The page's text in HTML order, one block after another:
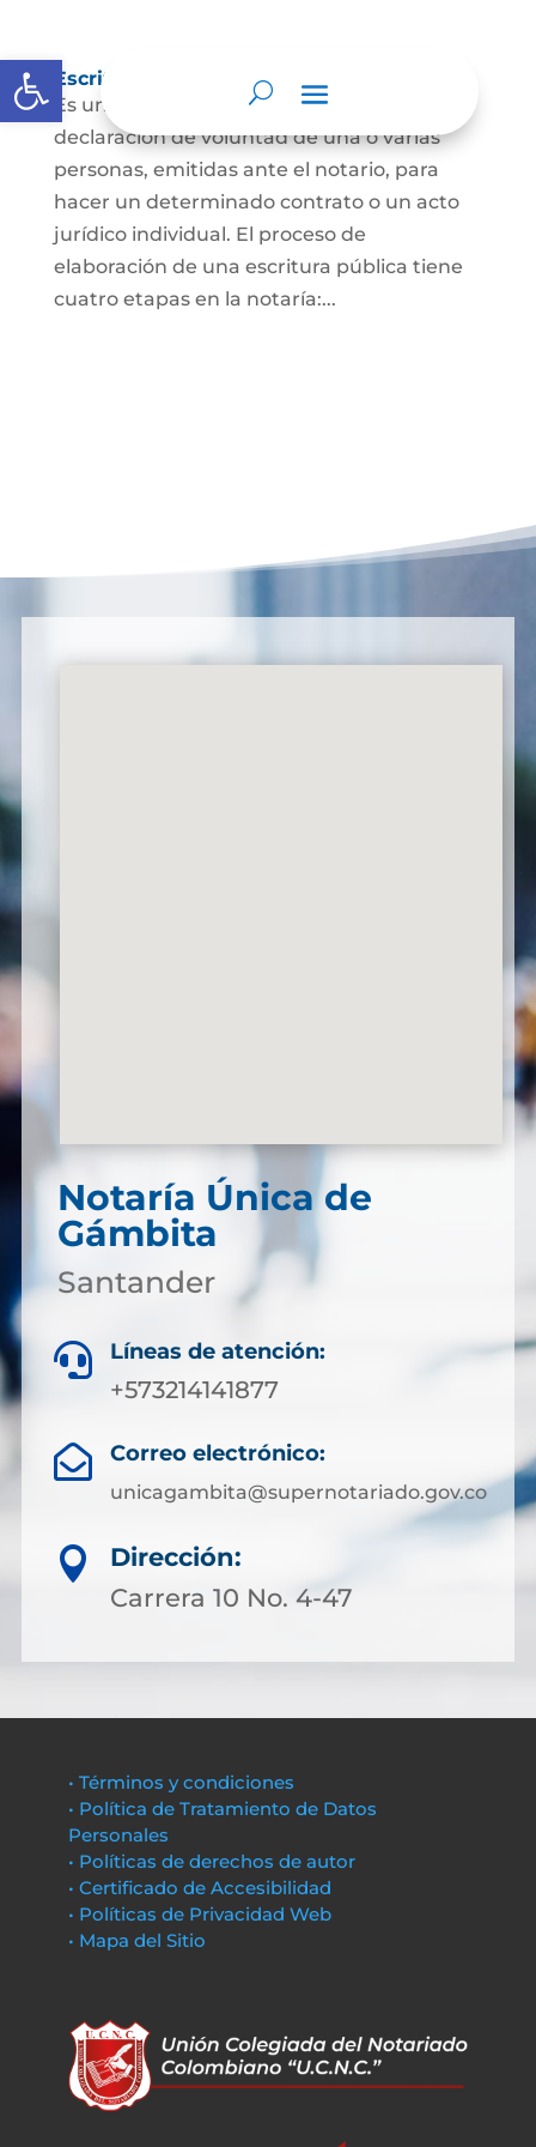
Abrir barra de herramientas
Escritura Pública
Es un documento que contiene la
declaración de voluntad de una o varias
personas, emitidas ante el notario, para
hacer un determinado contrato o un acto
jurídico individual. El proceso de
elaboración de una escritura pública tiene
cuatro etapas en la notaría:...
Notaría Única de
Gámbita
Santander
 Líneas de atención:
+573214141877
 Correo electrónico:
unicagambita@supernotariado.gov.co

Dirección:
Carrera 10 No. 4-47
• Términos y condiciones
• Política de Tratamiento de Datos
Personales
• Políticas de derechos de autor
• Certificado de Accesibilidad
• Políticas de Privacidad Web
• Mapa del Sitio